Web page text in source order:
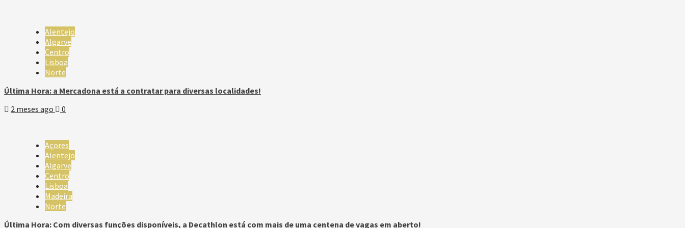
Alentejo
Algarve
Centro
Lisboa
Norte
Última Hora: a Mercadona está a contratar para diversas localidades!
2 meses ago
0
Açores
Alentejo
Algarve
Centro
Lisboa
Madeira
Norte
Última Hora: Com diversas funções disponíveis, a Decathlon está com mais de uma centena de vagas em aberto!